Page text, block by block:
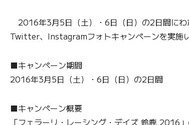
2016年3月5日（土）・6日（日）の2日間にわ
Twitter、Instagramフォトキャンペーンを実施
■キャンペーン期間
2016年3月5日（土）・6日（日）の2日間
■キャンペーン概要
「フェラーリ・レーシング・デイズ 鈴鹿 2016